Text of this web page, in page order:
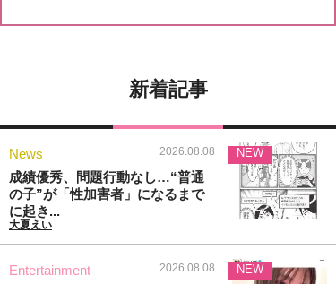
新着記事
News 2026.08.08
成績優秀、問題行動なし…“普通
の子”が「性加害者」になるまで
に起き...
大夏えい
NEW
Entertainment 2026.08.08 NEW